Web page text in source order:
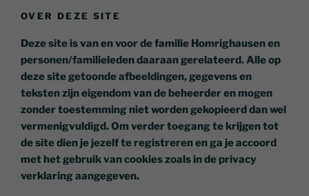
OVER DEZE SITE
Deze site is van en voor de familie Homrighausen en
personen/familieleden daaraan gerelateerd. Alle op
deze site getoonde afbeeldingen, gegevens en
teksten zijn eigendom van de beheerder en mogen
zonder toestemming niet worden gekopieerd dan wel
vermenigvuldigd. Om verder toegang te krijgen tot
de site dien je jezelf te registreren en ga je accoord
met het gebruik van cookies zoals in de privacy
verklaring aangegeven.